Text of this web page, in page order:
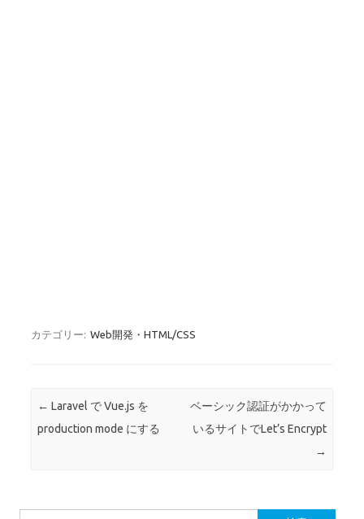
カテゴリー: Web開発・HTML/CSS
投稿ナビゲーション
← Laravel で Vue.js を
production mode にする
ベーシック認証がかかって
いるサイトでLet’s Encrypt
→